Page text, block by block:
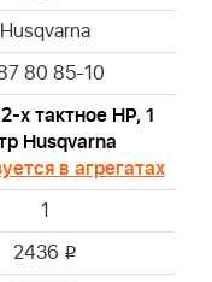
Husqvarna
Husqvarna
Husqvarna
Husqvarna
Husqvarna
Husqvarna
Husqvarna
Husqvarna
Husqvarna
Husqvarna
80 85-10
х тактное HP, 1
Husqvarna
в агрегатах
1
2436 i